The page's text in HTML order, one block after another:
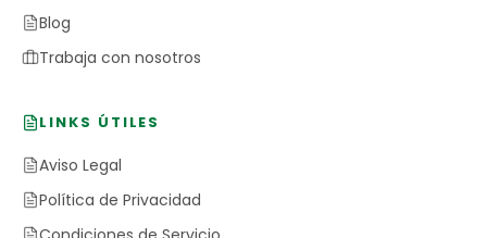
Blog
Trabaja con nosotros
LINKS ÚTILES
Aviso Legal
Política de Privacidad